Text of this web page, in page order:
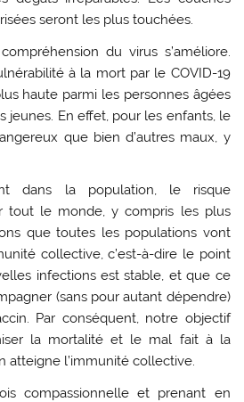
seront les plus touchées.
du virus s’améliore.
à la mort par le COVID-19
haute parmi les personnes âgées
jeunes. En effet, pour les enfants, le
que bien d’autres maux, y
dans la population, le risque
tout le monde, y compris les plus
que toutes les populations vont
collective, c’est-à-dire le point
infections est stable, et que ce
(sans pour autant dépendre)
Par conséquent, notre objectif
la mortalité et le mal fait à la
atteigne l’immunité collective.
compassionnelle et prenant en